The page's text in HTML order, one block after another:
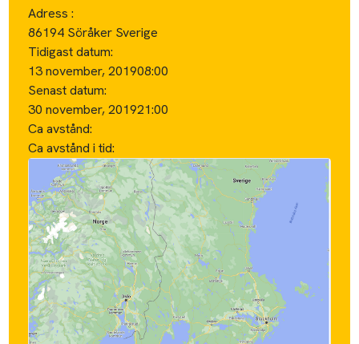
Adress :
86194 Söråker Sverige
Tidigast datum:
13 november, 201908:00
Senast datum:
30 november, 201921:00
Ca avstånd:
Ca avstånd i tid: